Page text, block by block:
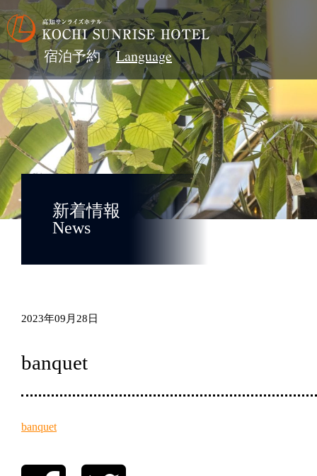
宿泊予約
新着情報
News
2023年09月28日
banquet
banquet